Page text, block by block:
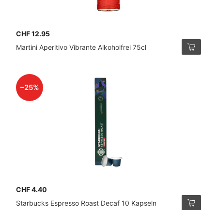
CHF 12.95
Martini Aperitivo Vibrante Alkoholfrei 75cl
–25%
CHF 4.40
Starbucks Espresso Roast Decaf 10 Kapseln